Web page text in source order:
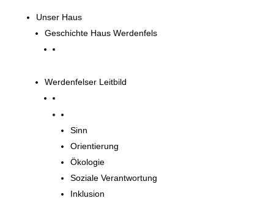
Unser Haus
Geschichte Haus Werdenfels
Werdenfelser Leitbild
Sinn
Orientierung
Ökologie
Soziale Verantwortung
Inklusion